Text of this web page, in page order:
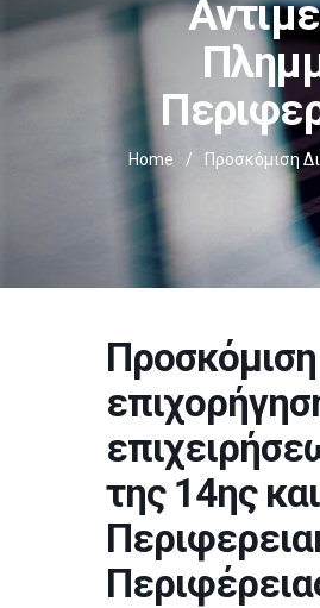
Home /
Προσκόμιση
της 14ης